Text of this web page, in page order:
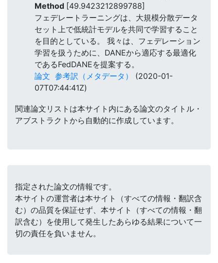
Method [49.9423212899788]
フェデレートラーニングは、大規模分散データ
セット上で低統計モデルを共同で学習すること
を目的としている。 我々は、フェデレーション
学習を扱うために、DANEから適応する最適化
であるFedDANEを提案する。
論文 参考訳（メタデータ）
(2020-01-
07T07:44:41Z)
関連論文リストは本サイト内にある論文のタイトル・
アブストラクトから自動的に作成しています。
指定された論文の情報です。
本サイトの運営者は本サイト（すべての情報・翻訳含
む）の品質を保証せず、本サイト（すべての情報・翻
訳含む）を使用して発生したあらゆる結果について一
切の責任を負いません。